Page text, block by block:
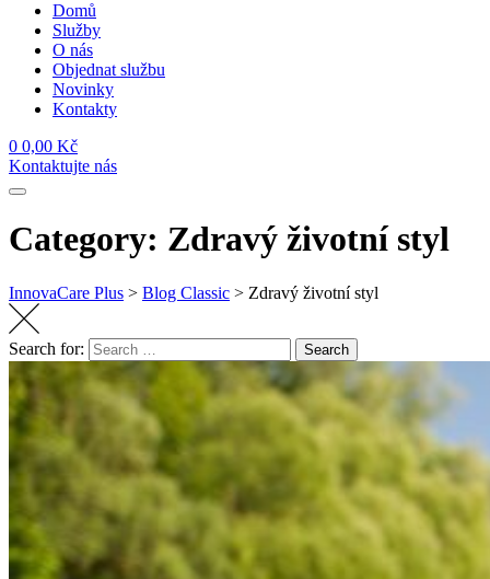
Domů
Služby
O nás
Objednat službu
Novinky
Kontakty
0 0,00 Kč
Kontaktujte nás
Category: Zdravý životní styl
InnovaCare Plus > Blog Classic > Zdravý životní styl
Search for: Search